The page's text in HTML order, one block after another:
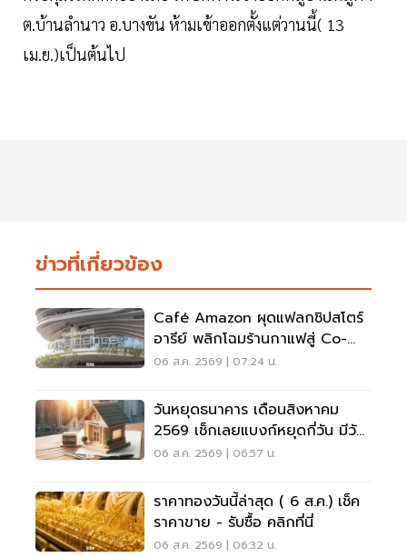
ต.บ้านลำนาว อ.บางขัน ห้ามเข้าออกตั้งแต่วานนี้( 13
เม.ย.)เป็นต้นไป
ข่าวที่เกี่ยวข้อง
Café Amazon ผุดแฟลกชิปสโตร์
อารีย์ พลิกโฉมร้านกาแฟสู่ Co-
Working Space ครบวงจร
06 ส.ค. 2569 | 07:24 น.
วันหยุดธนาคาร เดือนสิงหาคม
2569 เช็กเลยแบงก์หยุดกี่วัน มีวัน
หยุดยาวไหม
06 ส.ค. 2569 | 06:57 น.
ราคาทองวันนี้ล่าสุด ( 6 ส.ค.) เช็ค
ราคาขาย - รับซื้อ คลิกที่นี่
06 ส.ค. 2569 | 06:32 น.